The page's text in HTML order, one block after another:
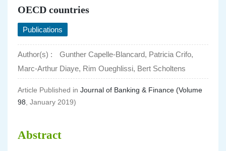
OECD countries
Publications
Author(s) :
Gunther Capelle-Blancard, Patricia Crifo,
Marc-Arthur Diaye, Rim Oueghlissi, Bert Scholtens
Article Published in Journal of Banking & Finance (Volume
98 , January 2019)
Abstract